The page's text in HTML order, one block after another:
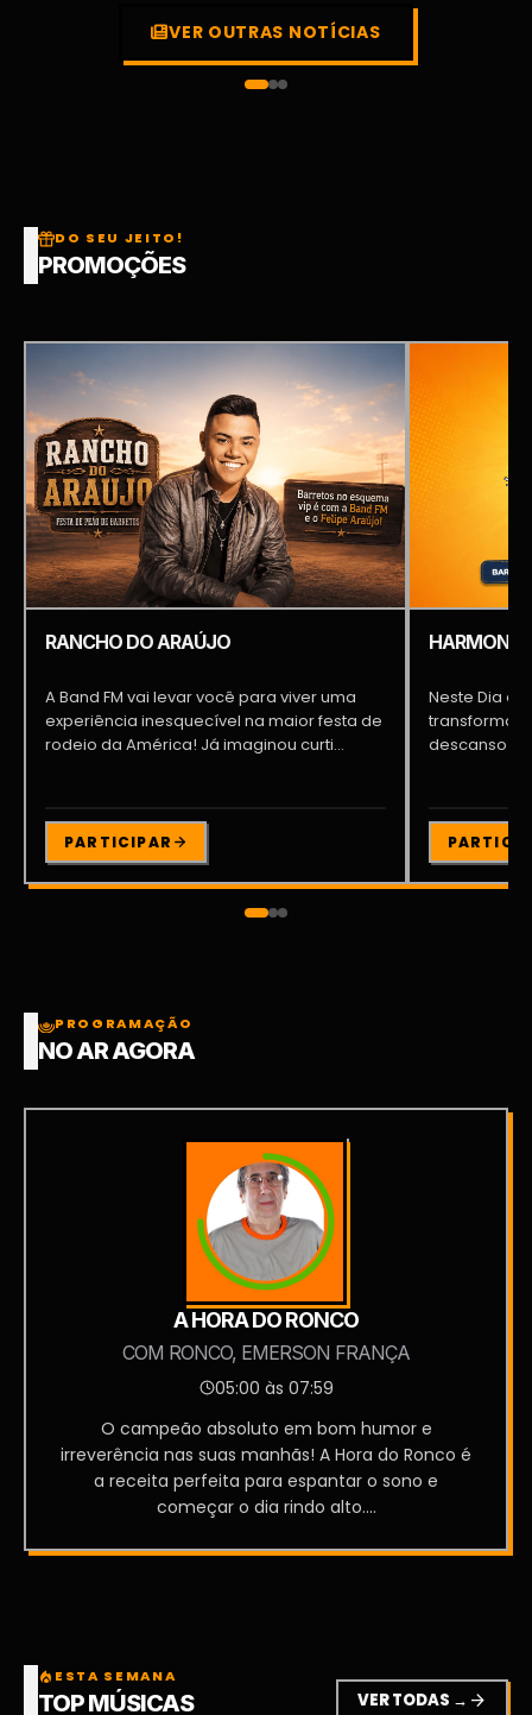
VER OUTRAS NOTÍCIAS
DO SEU JEITO!
PROMOÇÕES
RANCHO DO ARAÚJO
A Band FM vai levar você para viver uma
experiência inesquecível na maior festa de
rodeio da América! Já imaginou curti...
PARTICIPAR
Neste Dia
transformar
descanso
PROGRAMAÇÃO
NO AR AGORA
A HORA DO RONCO
COM RONCO, EMERSON FRANÇA
05:00 às 07:59
O campeão absoluto em bom humor e
irreverência nas suas manhãs! A Hora do Ronco é
a receita perfeita para espantar o sono e
começar o dia rindo alto....
local_fire_department ESTA SEMANA
TOP MÚSICAS VER TODAS → arrow_forward